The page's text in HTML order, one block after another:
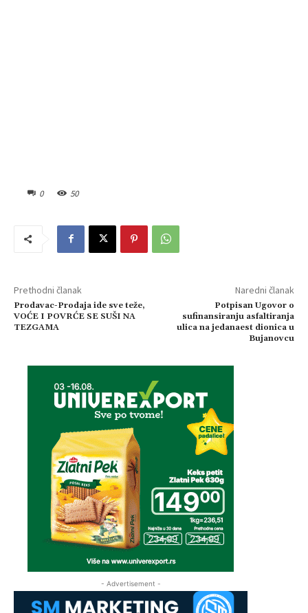
0 50
Prethodni članak
Prodavac-Prodaja ide sve teže,
VOĆE I POVRĆE SE SUŠI NA
TEZGAMA
Naredni članak
Potpisan Ugovor o
sufinansiranju asfaltiranja
ulica na jedanaest dionica u
Bujanovcu
- Advertisement -